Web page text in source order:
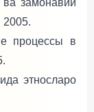
замонавий
2005.
процессы в
этносларо